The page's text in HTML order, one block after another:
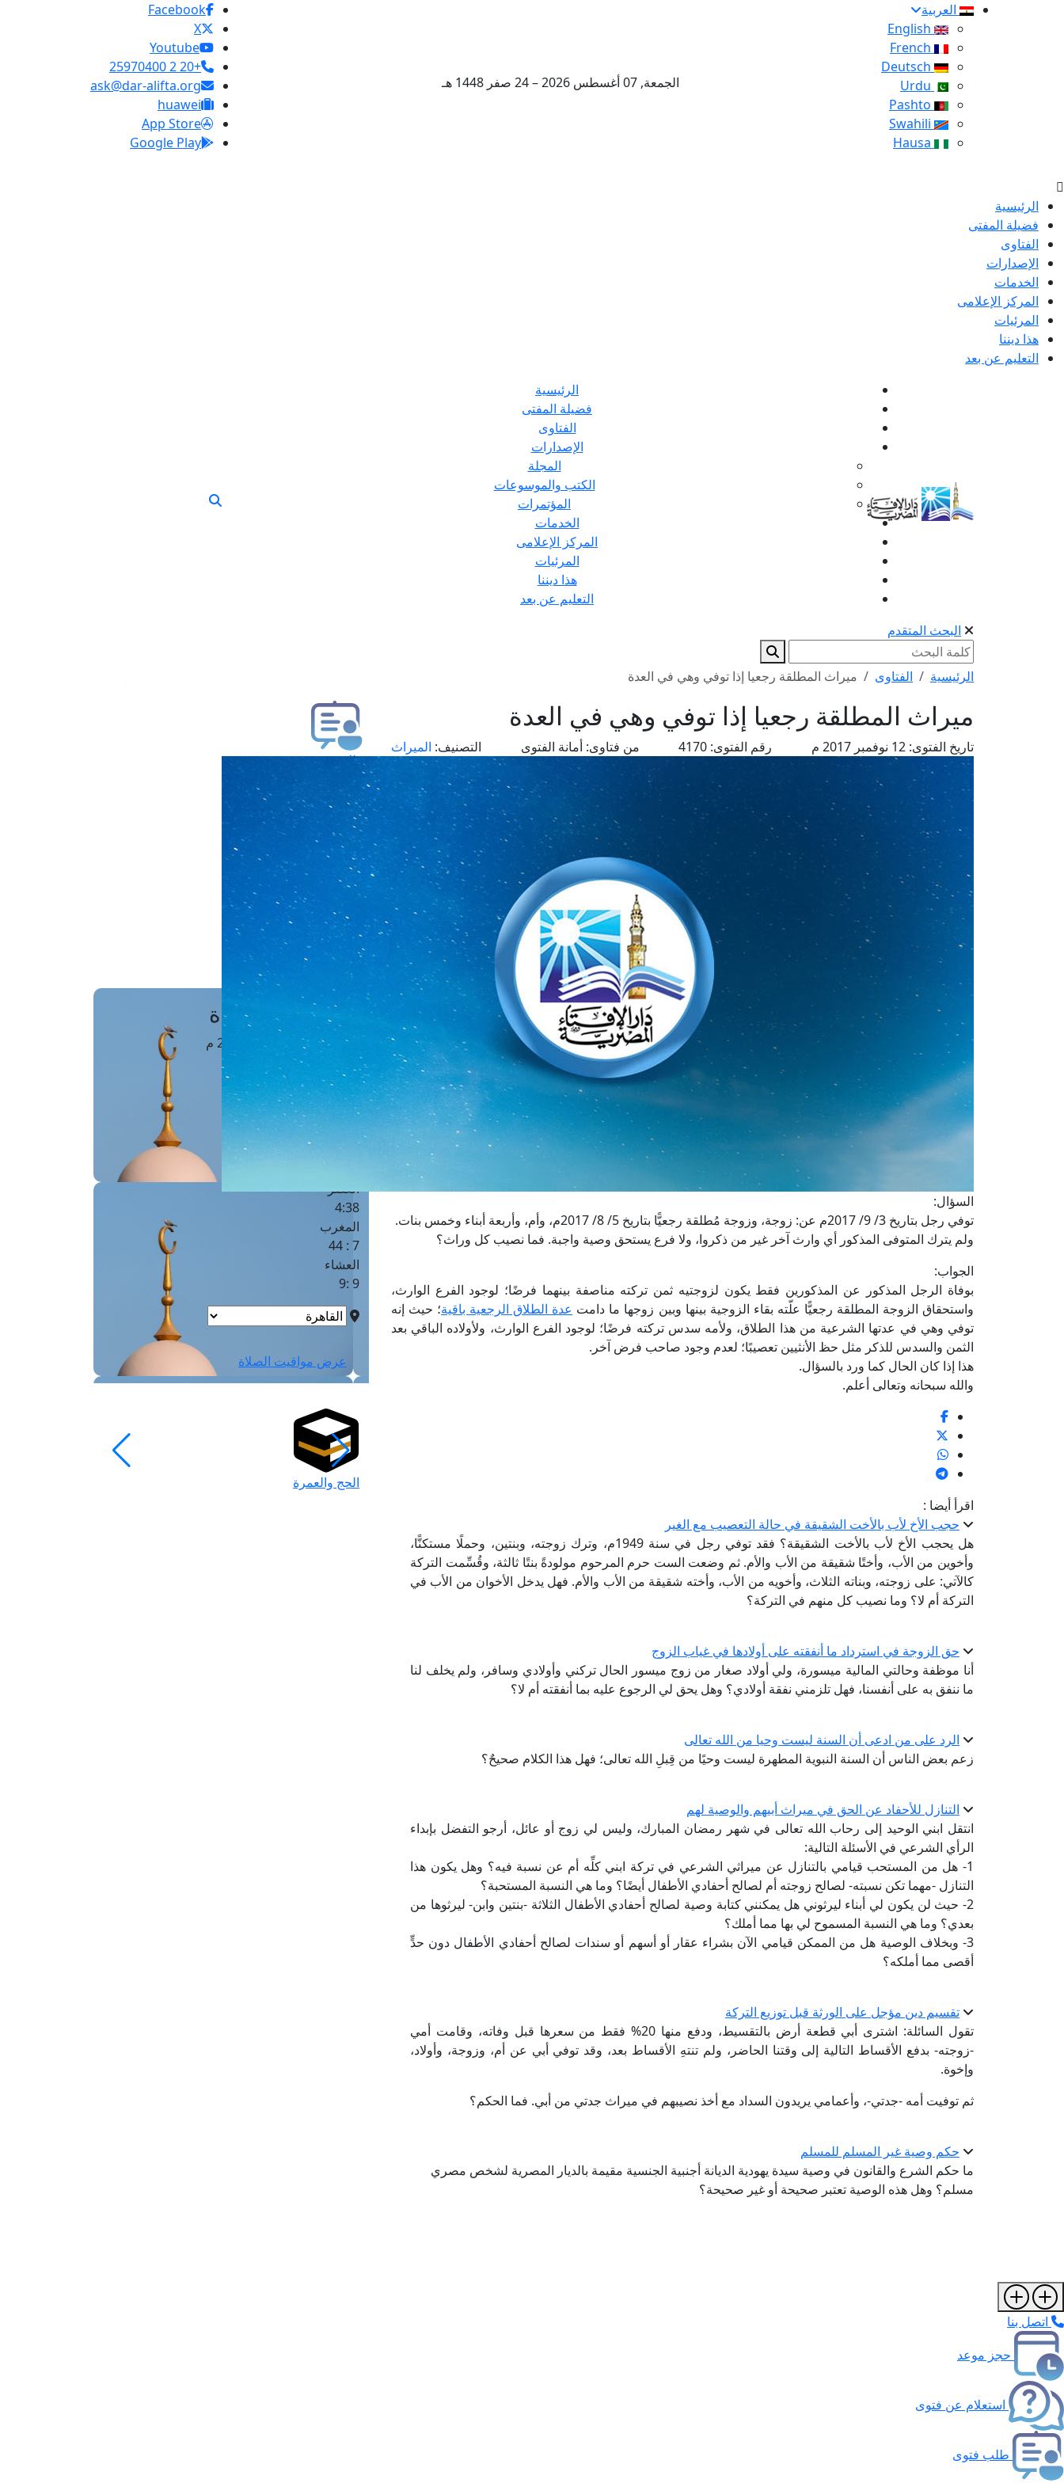
العربية
الجمعة, 07 أغسطس 2026 – 24 صفر 1448 هـ
Facebook
X
Youtube
+20 2 25970400
ask@dar-alifta.org
huawei
App Store
Google Play
الرئيسية
فضيلة المفتى
الفتاوى
الإصدارات
الخدمات
المركز الإعلامى
المرئيات
هذا ديننا
التعليم عن بعد
الرئيسية
فضيلة المفتى
الفتاوى
الإصدارات
المجلة
الكتب والموسوعات
المؤتمرات
الخدمات
المركز الإعلامى
المرئيات
هذا ديننا
التعليم عن بعد
البحث المتقدم
الرئيسية الفتاوى ميراث المطلقة رجعيا إذا توفي وهي في العدة
ميراث المطلقة رجعيا إذا توفي وهي في العدة
تاريخ الفتوى: رقم الفتوى: من فتاوى: أمانة الفتوى التصنيف: الميراث
السؤال:
توفي رجل بتاريخ 3/ 9/ 2017م عن: زوجة، وزوجة مُطلقة رجعيًّا بتاريخ 5/ 8/ 2017م، وأم، وأربعة أبناء وخمس بنات.
ولم يترك المتوفى المذكور أي وارث آخر غير من ذكروا، ولا فرع يستحق وصية واجبة. فما نصيب كل وراث؟
الجواب:
بوفاة الرجل المذكور عن المذكورين فقط يكون لزوجتيه ثمن تركته مناصفة بينهما فرضًا؛ لوجود الفرع الوارث،
واستحقاق الزوجة المطلقة رجعيًّا علّته بقاء الزوجية بينها وبين زوجها ما دامت عدة الطلاق الرجعية باقية؛ حيث إنه
توفي وهي في عدتها الشرعية من هذا الطلاق، ولأمه سدس تركته فرضًا؛ لوجود الفرع الوارث، ولأولاده الباقي بعد
الثمن والسدس للذكر مثل حظ الأنثيين تعصيبًا؛ لعدم وجود صاحب فرض آخر.
هذا إذا كان الحال كما ورد بالسؤال.
والله سبحانه وتعالى أعلم.
اقرأ أيضا :
حجب الأخ لأب بالأخت الشقيقة في حالة التعصيب مع الغير
هل يحجب الأخ لأب بالأخت الشقيقة؟ فقد توفي رجل في سنة 1949م، وترك زوجته، وبنتين، وحملًا مستكنًّا،
وأخوين من الأب، وأختًا شقيقة من الأب والأم. ثم وضعت الست حرم المرحوم مولودةً بنتًا ثالثة، وقُسِّمت التركة
كالآتي: على زوجته، وبناته الثلاث، وأخويه من الأب، وأخته شقيقة من الأب والأم. فهل يدخل الأخوان من الأب في
التركة أم لا؟ وما نصيب كل منهم في التركة؟
حق الزوجة في استرداد ما أنفقته على أولادها في غياب الزوج
أنا موظفة وحالتي المالية ميسورة، ولي أولاد صغار من زوج ميسور الحال تركني وأولادي وسافر، ولم يخلف لنا
ما ننفق به على أنفسنا، فهل تلزمني نفقة أولادي؟ وهل يحق لي الرجوع عليه بما أنفقته أم لا؟
الرد على من ادعى أن السنة ليست وحيا من الله تعالى
زعم بعض الناس أن السنة النبوية المطهرة ليست وحيًا من قِبلِ الله تعالى؛ فهل هذا الكلام صحيحٌ؟
التنازل للأحفاد عن الحق في ميراث أبيهم والوصية لهم
انتقل ابني الوحيد إلى رحاب الله تعالى في شهر رمضان المبارك، وليس لي زوج أو عائل، أرجو التفضل بإبداء
الرأي الشرعي في الأسئلة التالية:
1- هل من المستحب قيامي بالتنازل عن ميراثي الشرعي في تركة ابني كلِّه أم عن نسبة فيه؟ وهل يكون هذا
التنازل -مهما تكن نسبته- لصالح زوجته أم لصالح أحفادي الأطفال أيضًا؟ وما هي النسبة المستحبة؟
2- حيث لن يكون لي أبناء ليرثوني هل يمكنني كتابة وصية لصالح أحفادي الأطفال الثلاثة -بنتين وابن- ليرثوها من
بعدي؟ وما هي النسبة المسموح لي بها مما أملك؟
3- وبخلاف الوصية هل من الممكن قيامي الآن بشراء عقار أو أسهم أو سندات لصالح أحفادي الأطفال دون حدٍّ
أقصى مما أملكه؟
تقسيم دين مؤجل على الورثة قبل توزيع التركة
تقول السائلة: اشترى أبي قطعة أرض بالتقسيط، ودفع منها 20% فقط من سعرها قبل وفاته، وقامت أمي
-زوجته- بدفع الأقساط التالية إلى وقتنا الحاضر، ولم تنتهِ الأقساط بعد، وقد توفي أبي عن أم، وزوجة، وأولاد،
وإخوة.
ثم توفيت أمه -جدتي-، وأعمامي يريدون السداد مع أخذ نصيبهم في ميراث جدتي من أبي. فما الحكم؟
حكم وصية غير المسلم للمسلم
ما حكم الشرع والقانون في وصية سيدة يهودية الديانة أجنبية الجنسية مقيمة بالديار المصرية لشخص مصري
مسلم؟ وهل هذه الوصية تعتبر صحيحة أو غير صحيحة؟
طلب فتوى
استعلام عن فتوى
حجز موعد
الفتوى الهاتفية
مَواقِيتُ الصَّـــلاة
القاهرة · 07 أغسطس 2026 م
الفجر
4 :41
الشروق
العصر
4:38
المغرب
7 : 44
العشاء
9 :9
عرض مواقيت الصلاة
الحج والعمرة
اتصل بنا
حجز موعد
استعلام عن فتوى
طلب فتوى